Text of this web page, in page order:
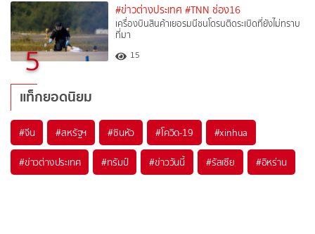
5
#ข่าวต่างประเทศ #TNN ช่อง16
เครื่องบินสินค้าเยอรมนีชนโดรนติดระเบิดที่ยังไม่ทราบ
ที่มา
15
แท็กยอดนิยม
#จีน #สหรัฐฯ #ซินหัว #โควิด-19 #xinhua
#ข่าวต่างประเทศ #ทรัมป์ #ข่าววันนี้ #รัสเซีย #อิหร่าน